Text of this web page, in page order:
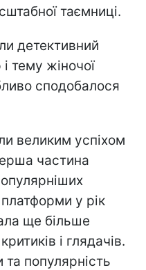
таємниці.
детективний
тему жіночої
сподобалося
великим успіхом
частина
у рік
ще більше
і глядачів.
популярність